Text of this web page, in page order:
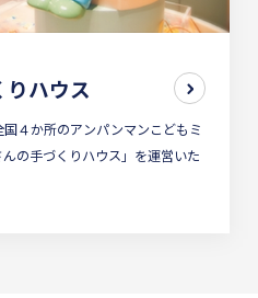
りハウス
４か所のアンパンマンこどもミ
の手づくりハウス」を運営いた